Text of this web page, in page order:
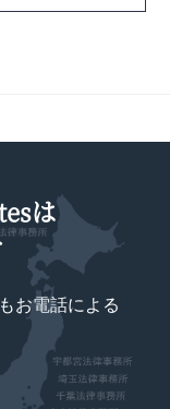
は
お電話による